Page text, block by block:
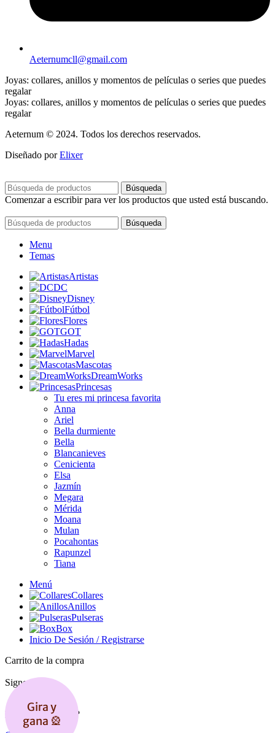
Aeternumcll@gmail.com
Joyas: collares, anillos y momentos de películas o series que puedes
regalar
Joyas: collares, anillos y momentos de películas o series que puedes
regalar
Aeternum © 2024. Todos los derechos reservados.
Diseñado porElixer
Búsqueda
Comenzar a escribir para ver los productos que usted está buscando.
Búsqueda
Menu
Temas
Artistas
DC
Disney
Fútbol
Flores
GOT
Hadas
Marvel
Mascotas
DreamWorks
Princesas
Tu eres mi princesa favorita
Anna
Ariel
Bella durmiente
Bella
Blancanieves
Cenicienta
Elsa
Jazmín
Megara
Mérida
Moana
Mulan
Pocahontas
Rapunzel
Tiana
Menú
Collares
Anillos
Pulseras
Box
Inicio De Sesión / Registrarse
Carrito de la compra
Signo en
Cerrar
No cuenta todavía?
Gira y
gana 🎡